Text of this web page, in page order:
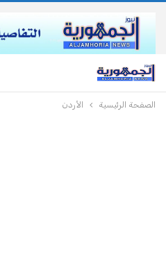
الصفحة الرئيسية الأردن